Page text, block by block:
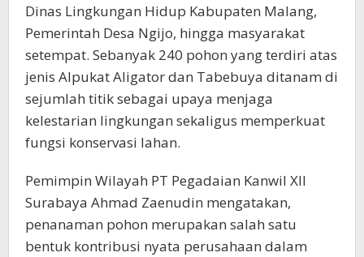
Dinas Lingkungan Hidup Kabupaten Malang,
Pemerintah Desa Ngijo, hingga masyarakat
setempat. Sebanyak 240 pohon yang terdiri atas
jenis Alpukat Aligator dan Tabebuya ditanam di
sejumlah titik sebagai upaya menjaga
kelestarian lingkungan sekaligus memperkuat
fungsi konservasi lahan.
Pemimpin Wilayah PT Pegadaian Kanwil XII
Surabaya Ahmad Zaenudin mengatakan,
penanaman pohon merupakan salah satu
bentuk kontribusi nyata perusahaan dalam